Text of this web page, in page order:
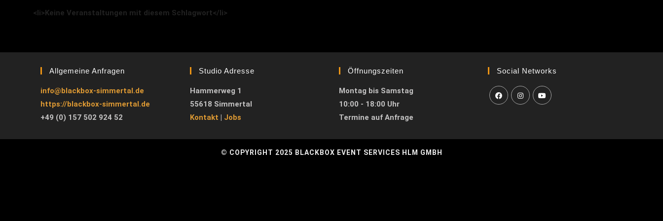
<li>Keine Veranstaltungen mit diesem Schlagwort</li>
Allgemeine Anfragen
info@blackbox-simmertal.de
https://blackbox-simmertal.de
+49 (0) 157 502 924 52
Studio Adresse
Hammerweg 1
55618 Simmertal
Kontakt | Jobs
Öffnungszeiten
Montag bis Samstag
10:00 - 18:00 Uhr
Termine auf Anfrage
Social Networks
© COPYRIGHT 2025 BLACKBOX EVENT SERVICES HLM GMBH